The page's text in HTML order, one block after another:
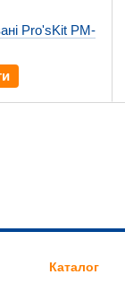
Pro'sKit PM-
Каталог